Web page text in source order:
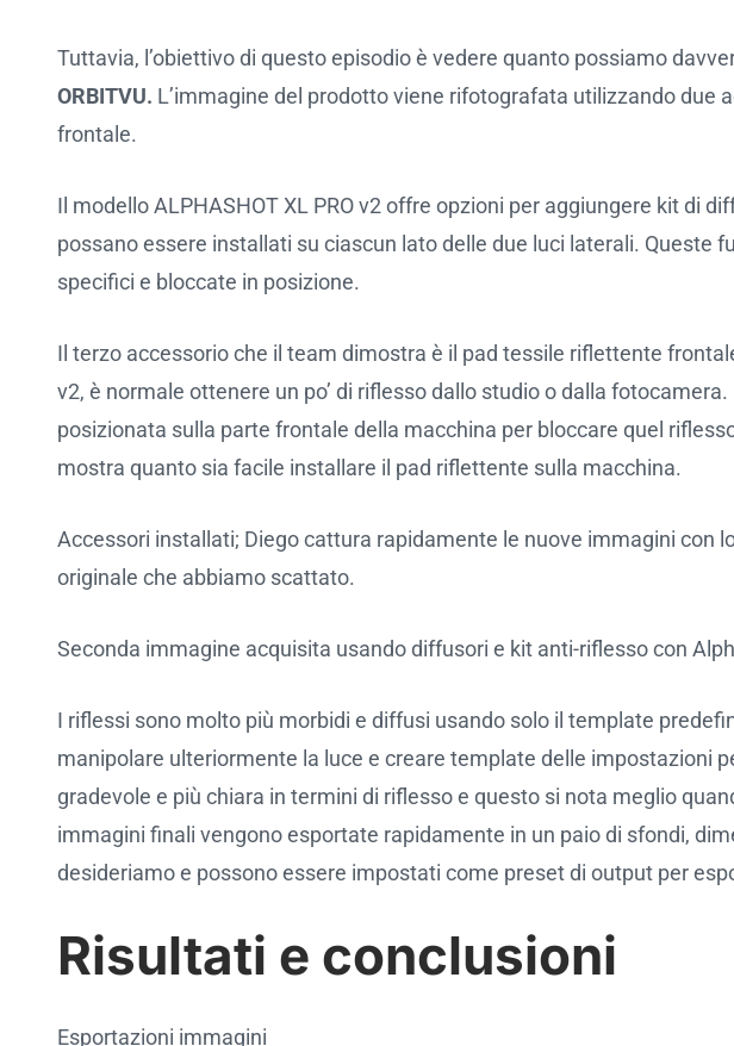
Tuttavia, l’obiettivo di questo episodio è vedere quanto possiamo
ORBITVU. L’immagine del prodotto viene rifotografata utilizzando due
frontale.
Il modello ALPHASHOT XL PRO v2 offre opzioni per aggiungere kit di
possano essere installati su ciascun lato delle due luci laterali.
specifici e bloccate in posizione.
Il terzo accessorio che il team dimostra è il pad tessile riflettente
v2, è normale ottenere un po’ di riflesso dallo studio o dalla
posizionata sulla parte frontale della macchina per bloccare quel
mostra quanto sia facile installare il pad riflettente sulla macchina.
Accessori installati; Diego cattura rapidamente le nuove immagini con
originale che abbiamo scattato.
Seconda immagine acquisita usando diffusori e kit anti-riflesso con
I riflessi sono molto più morbidi e diffusi usando solo il template
manipolare ulteriormente la luce e creare template delle impostazioni
gradevole e più chiara in termini di riflesso e questo si nota meglio
immagini finali vengono esportate rapidamente in un paio di sfondi,
desideriamo e possono essere impostati come preset di output per
Risultati e conclusioni
Esportazioni immagini